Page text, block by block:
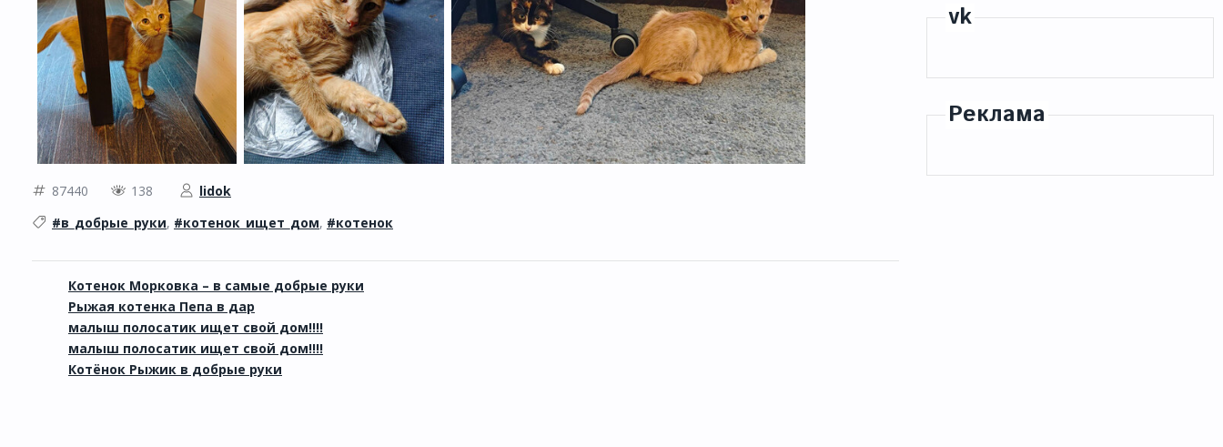
87440 138
lidok
#в_добрые_руки, #котенок_ищет_дом, #котенок
Котенок Морковка – в самые добрые руки
Рыжая котенка Пепа в дар
малыш полосатик ищет свой дом!!!!
малыш полосатик ищет свой дом!!!!
Котёнок Рыжик в добрые руки
vk
Реклама